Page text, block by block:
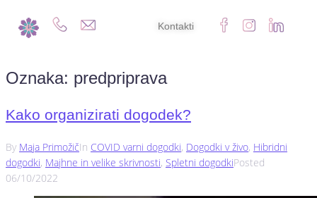
Kontakti
Oznaka: predpriprava
Kako organizirati dogodek?
By Maja PrimožičIn COVID varni dogodki, Dogodki v živo, Hibridni
dogodki, Majhne in velike skrivnosti, Spletni dogodkiPosted
06/10/2022